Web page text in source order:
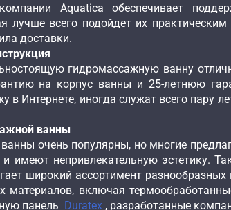
Aquatica обеспечивает
лучше всего подойдет их
доставки.
гидромассажную ванну
на корпус ванны и 25-летнюю
в Интернете, иногда служат всего пару
ванны
очень популярны, но многие
и имеют непривлекательную эстетику.
широкий ассортимент
материалов, включая
панель Duratex , разработанные